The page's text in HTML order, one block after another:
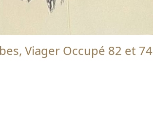
Viager Occupé 82 et 74